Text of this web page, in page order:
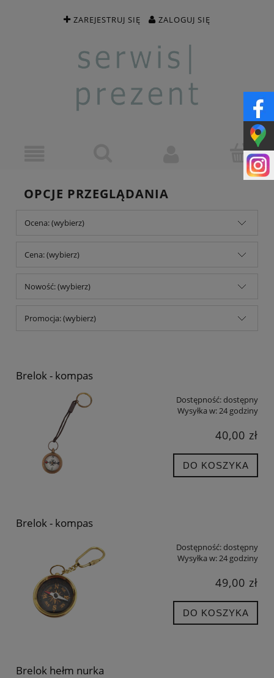
ZAREJESTRUJ SIĘ ZALOGUJ SIĘ
OPCJE PRZEGLĄDANIA
Ocena: (wybierz)
Cena: (wybierz)
Nowość: (wybierz)
Promocja: (wybierz)
Brelok - kompas
Dostępność:dostępny
Wysyłka w:24 godziny
40,00 zł
DO KOSZYKA
Brelok - kompas
Dostępność:dostępny
Wysyłka w:24 godziny
49,00 zł
DO KOSZYKA
Brelok hełm nurka